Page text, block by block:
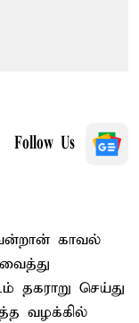
Follow Us
காவல்
செய்து
வழக்கில்